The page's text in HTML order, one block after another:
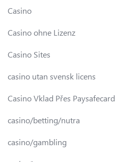
Casino
Casino ohne Lizenz
Casino Sites
casino utan svensk licens
Casino Vklad Přes Paysafecard
casino/betting/nutra
casino/gambling